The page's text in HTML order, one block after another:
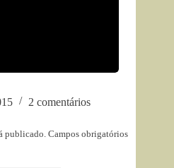
2 comentários
publicado. Campos obrigatórios